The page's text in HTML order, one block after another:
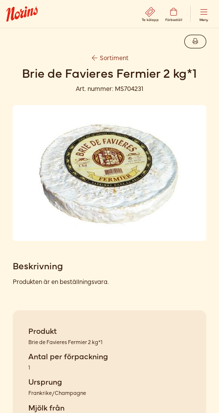
Ta kölapp Förbeställ Meny
Sortiment
Brie de Favieres Fermier 2 kg*1
Art. nummer: MS704231
Beskrivning
Produkten är en beställningsvara.
Produkt
Brie de Favieres Fermier 2 kg*1
Antal per förpackning
1
Ursprung
Frankrike/Champagne
Mjölk från